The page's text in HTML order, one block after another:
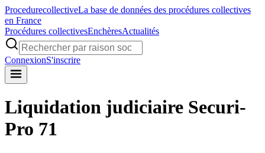
ProcedurecollectiveLa base de données des procédures collectives
en France
Procédures collectivesEnchèresActualités
ConnexionS'inscrire
Liquidation judiciaire Securi-
Pro 71